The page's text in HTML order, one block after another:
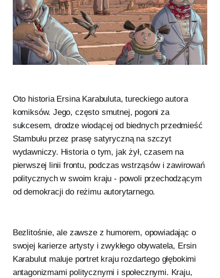
Oto historia Ersina Karabuluta, tureckiego autora
komiksów. Jego, często smutnej, pogoni za
sukcesem, drodze wiodącej od biednych przedmieść
Stambułu przez prasę satyryczną na szczyt
wydawniczy. Historia o tym, jak żył, czasem na
pierwszej linii frontu, podczas wstrząsów i zawirowań
politycznych w swoim kraju - powoli przechodzącym
od demokracji do reżimu autorytarnego.
Bezlitośnie, ale zawsze z humorem, opowiadając o
swojej karierze artysty i zwykłego obywatela, Ersin
Karabulut maluje portret kraju rozdartego głębokimi
antagonizmami politycznymi i społecznymi. Kraju,